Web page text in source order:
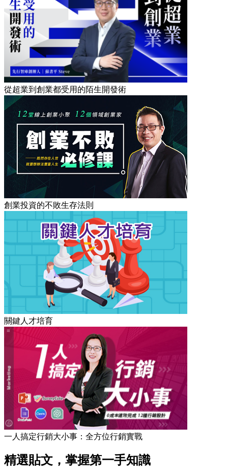
從超業到創業都受用的陌生開發術
創業投資的不敗生存法則
關鍵人才培育
一人搞定行銷大小事：全方位行銷實戰
精選貼文，掌握第一手知識